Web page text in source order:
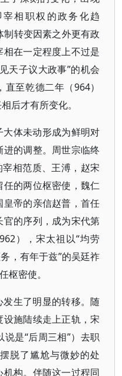
相职权的政务化趋
制转变因素之外更有政
在一定程度上不过是
天子议大政事”的机会
至乾德二年（964）
后才有所变化。
体未动形成为鲜明对
的调整。周世宗临终
相范质、王溥，赵宋
的两位枢密使，魏仁
帝的亲信赵普，首任
的序列，成为宋代第
），宋太祖以“均劳
，有年于兹”的吴廷祚
枢密使。
生了明显的转移。随
施陆续走上正轨，宋
是“后周三相”）去职
脱了尴尬与微妙的处
构。伴随这一过程同